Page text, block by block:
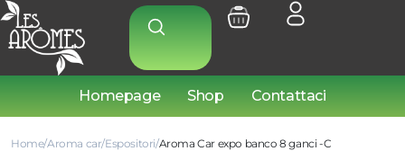
Homepage Shop Contattaci
Home Aroma car Espositori Aroma Car expo banco 8 ganci -C